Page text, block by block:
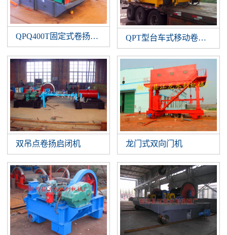
QPQ400T固定式卷扬启闭机 QPT型台车式移动卷扬启闭
双吊点卷扬启闭机 龙门式双向门机